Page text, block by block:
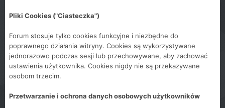
Pliki Cookies ("Ciasteczka")
Forum stosuje tylko cookies funkcyjne i niezbędne do
poprawnego działania witryny. Cookies są wykorzystywane
jednorazowo podczas sesji lub przechowywane, aby zachować
ustawienia użytkownika. Cookies nigdy nie są przekazywane
osobom trzecim.
Przetwarzanie i ochrona danych osobowych użytkowników